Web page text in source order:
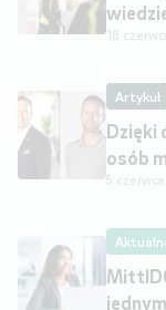
18
Artykuł
Dzięki
osób
5